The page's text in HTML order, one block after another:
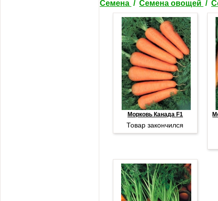
Семена / Семена овощей /
Морковь Канада F1
Товар закончился